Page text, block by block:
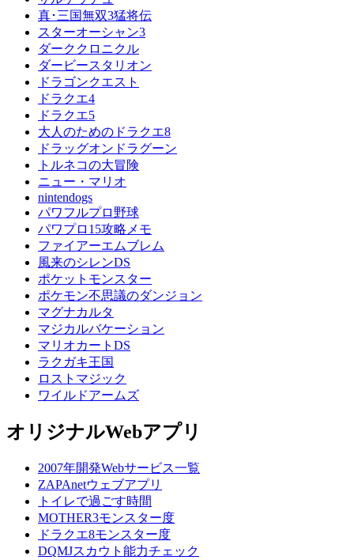
真･三国無双3猛将伝
スターオーシャン3
ダーククロニクル
ダービースタリオン
ドラゴンクエスト
ドラクエ4
ドラクエ5
大人のためのドラクエ8
ドラッグオンドラグーン
トルネコの大冒険
ニュー・マリオ
nintendogs
パワフルプロ野球
パワプロ15攻略メモ
ファイアーエムブレム
風来のシレンDS
ポケットモンスター
ポケモン不思議のダンジョン
マグナカルタ
マジカルバケーション
マリオカートDS
ラクガキ王国
ロストマジック
ワイルドアームズ
オリジナルWebアプリ
2007年開発Webサービス一覧
ZAPAnetウェブアプリ
トイレで過ごす時間
MOTHER3モンスター度
ドラクエ8モンスター度
DQMJスカウト能力チェック